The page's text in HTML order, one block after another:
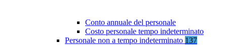
Conto annuale del personale
Costo personale tempo indeterminato
Personale non a tempo indeterminato 137